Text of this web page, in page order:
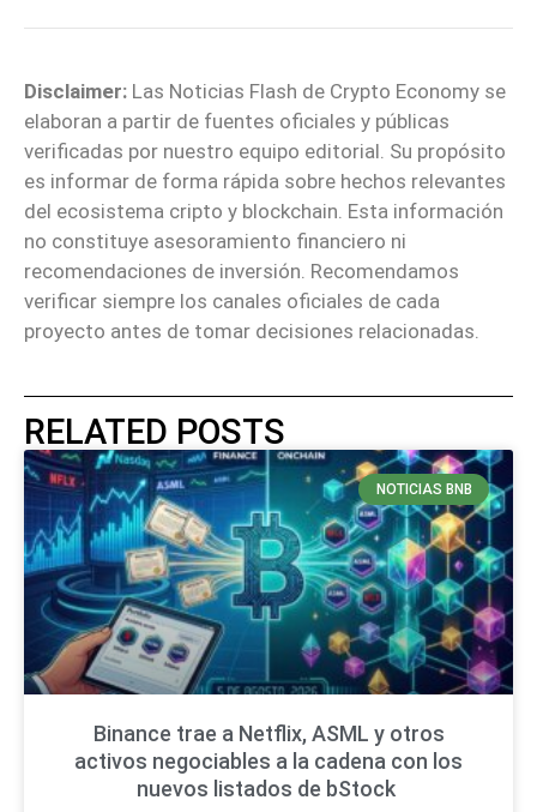
Disclaimer: Las Noticias Flash de Crypto Economy se
elaboran a partir de fuentes oficiales y públicas
verificadas por nuestro equipo editorial. Su propósito
es informar de forma rápida sobre hechos relevantes
del ecosistema cripto y blockchain. Esta información
no constituye asesoramiento financiero ni
recomendaciones de inversión. Recomendamos
verificar siempre los canales oficiales de cada
proyecto antes de tomar decisiones relacionadas.
RELATED POSTS
NOTICIAS BNB
Binance trae a Netflix, ASML y otros
activos negociables a la cadena con los
nuevos listados de bStock